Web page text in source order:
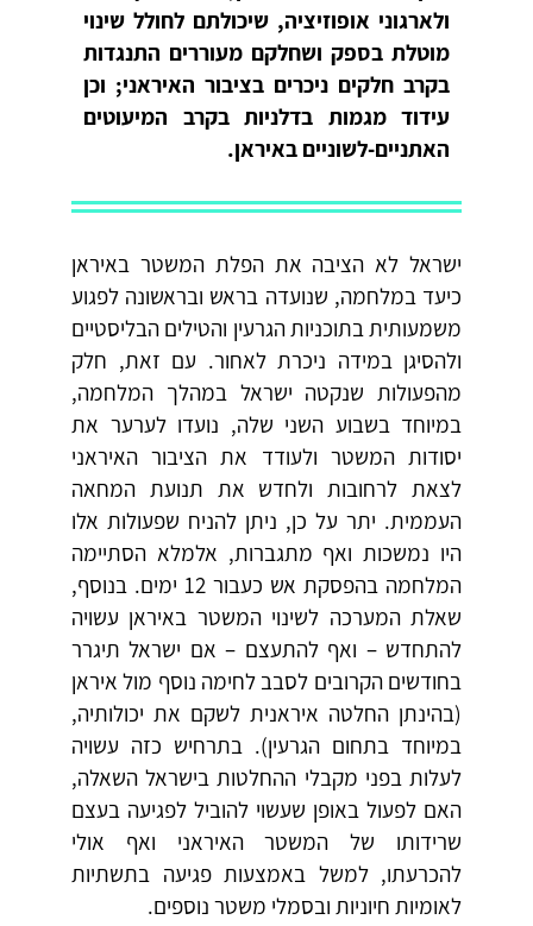
ולארגוני אופוזיציה, שיכולתם לחולל שינוי
מוטלת בספק ושחלקם מעוררים התנגדות
בקרב חלקים ניכרים בציבור האיראני; וכן
עידוד מגמות בדלניות בקרב המיעוטים
האתניים-לשוניים באיראן.
ישראל לא הציבה את הפלת המשטר באיראן
כיעד במלחמה, שנועדה בראש ובראשונה לפגוע
משמעותית בתוכניות הגרעין והטילים הבליסטיים
ולהסיגן במידה ניכרת לאחור. עם זאת, חלק
מהפעולות שנקטה ישראל במהלך המלחמה,
במיוחד בשבוע השני שלה, נועדו לערער את
יסודות המשטר ולעודד את הציבור האיראני
לצאת לרחובות ולחדש את תנועת המחאה
העממית. יתר על כן, ניתן להניח שפעולות אלו
היו נמשכות ואף מתגברות, אלמלא הסתיימה
המלחמה בהפסקת אש כעבור 12 ימים. בנוסף,
שאלת המערכה לשינוי המשטר באיראן עשויה
להתחדש – ואף להתעצם – אם ישראל תיגרר
בחודשים הקרובים לסבב לחימה נוסף מול איראן
(בהינתן החלטה איראנית לשקם את יכולותיה,
במיוחד בתחום הגרעין). בתרחיש כזה עשויה
לעלות בפני מקבלי ההחלטות בישראל השאלה,
האם לפעול באופן שעשוי להוביל לפגיעה בעצם
שרידותו של המשטר האיראני ואף אולי
להכרעתו, למשל באמצעות פגיעה בתשתיות
לאומיות חיוניות ובסמלי משטר נוספים.